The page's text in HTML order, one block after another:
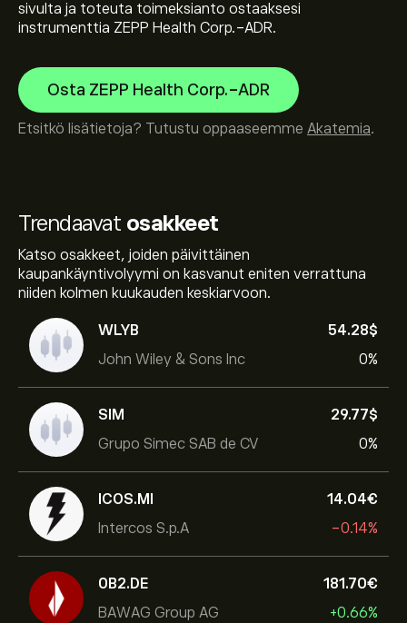
Trendaavat osakkeet
Katso osakkeet, joiden päivittäinen
kaupankäyntivolyymi on kasvanut eniten verrattuna
niiden kolmen kuukauden keskiarvoon.
WLYB
John Wiley & Sons Inc
54.28‎$‎
0%
SIM
Grupo Simec SAB de CV
29.77‎$‎
0%
ICOS.MI
Intercos S.p.A
14.04‎€‎
-0.14%
0B2.DE
BAWAG Group AG
181.70‎€‎
+0.66%
sivulta ja toteuta toimeksianto ostaaksesi
instrumenttia ZEPP Health Corp.-ADR.
Osta ZEPP Health Corp.-ADR
Etsitkö lisätietoja? Tutustu oppaaseemme Akatemia.